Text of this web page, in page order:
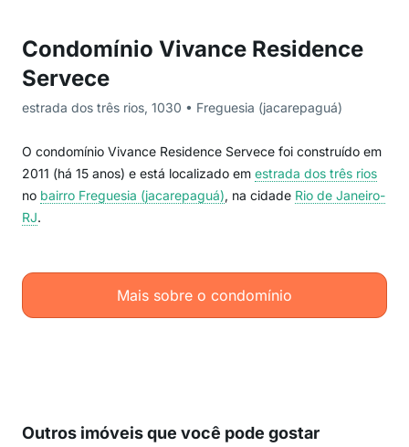
Condomínio Vivance Residence
Servece
estrada dos três rios, 1030 • Freguesia (jacarepaguá)
O condomínio Vivance Residence Servece foi construído em
2011 (há 15 anos) e está localizado em estrada dos três rios
no bairro Freguesia (jacarepaguá), na cidade Rio de Janeiro-
RJ.
Mais sobre o condomínio
Outros imóveis que você pode gostar